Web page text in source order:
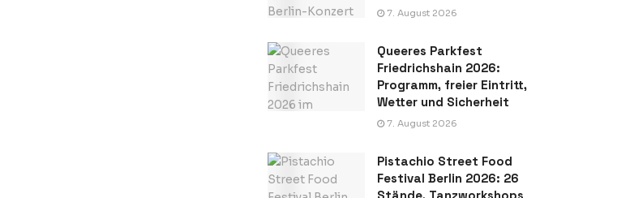
7. August 2026
Queeres Parkfest
Friedrichshain 2026:
Programm, freier Eintritt,
Wetter und Sicherheit
7. August 2026
Pistachio Street Food
Festival Berlin 2026: 26
Stände, Tanzworkshops